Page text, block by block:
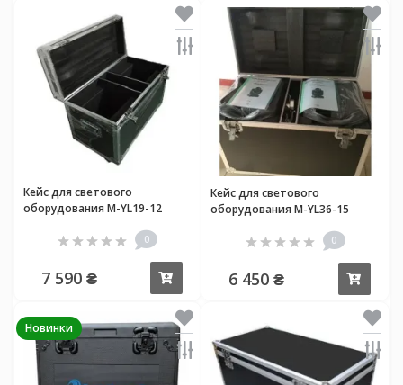
Кейс для светового
оборудования M-YL19-12
0
7 590 ₴
Кейс для светового
оборудования M-YL36-15
0
6 450 ₴
Новинки